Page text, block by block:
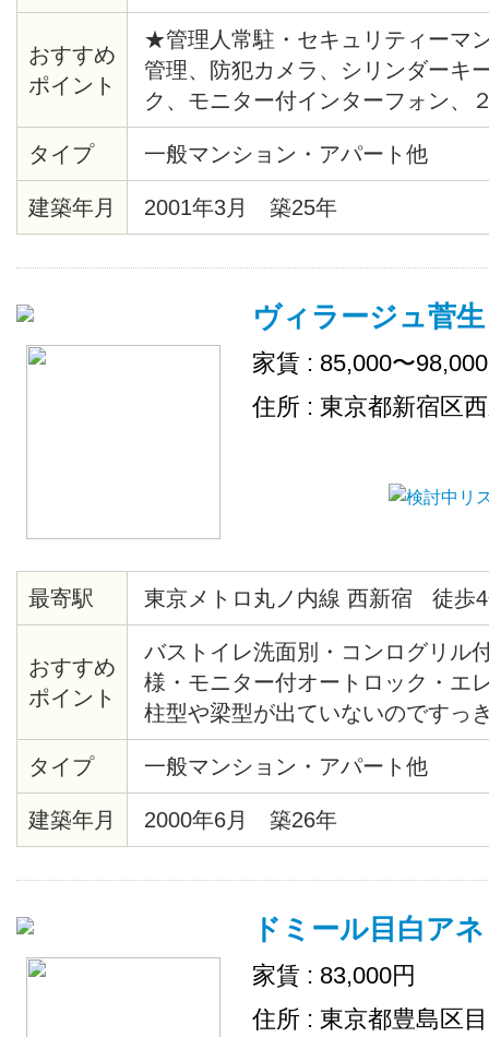
おすすめ
ポイント
★管理人常駐・セキュリティー
管理、防犯カメラ、シリンダーキ
ク、モニター付インターフォン、
システム給湯、バストイレ別、洗
ー、クッションフロア、各居室照
ト、シューズボックス、エレベー
ー、ゴミ置場、駐輪場、地上デジ
タイプ 一般マンション・アパート他
建築年月 2001年3月 築25年
ヴィラージュ菅生
家賃 : 85,000〜
住所 : 東京都新宿区
最寄駅 東京メトロ丸ノ内線 西新宿 徒歩
おすすめ
ポイント
バストイレ洗面別・コンログリル
様・モニター付オートロック・エ
柱型や梁型が出ていないのですっ
間・熊谷組施土の注文集合住宅・
産新宿グランドタワー等再開発エ
の夜景・2/25までに契約完了の方
ます
タイプ 一般マンション・アパート他
建築年月 2000年6月 築26年
ドミール目白ア
家賃 : 83,000円
住所 : 東京都豊島区